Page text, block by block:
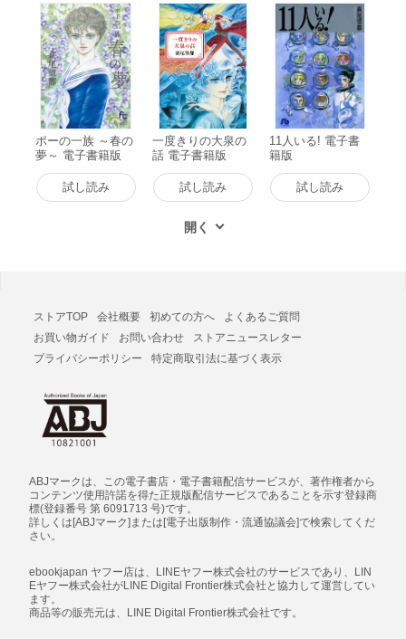
ポーの一族 ～春の
夢～ 電子書籍版
試し読み
一度きりの大泉の
話 電子書籍版
試し読み
11人いる! 電子書
籍版
試し読み
ストアTOP 会社概要 初めての方へ
よくあるご質問
お買い物ガイド
お問い合わせ
ストアニュースレター
プライバシーポリシー
特定商取引法に基づく表示
ABJマークは、この電子書店・電子書籍配信サービスが、著作権者から
コンテンツ使用許諾を得た正規版配信サービスであることを示す登録商
標(登録番号 第 6091713 号)です。
詳しくは[ABJマーク]または[電子出版制作・流通協議会]で検索してくだ
さい。
ebookjapan ヤフー店は、LINEヤフー株式会社のサービスであり、LIN
Eヤフー株式会社がLINE Digital Frontier株式会社と協力して運営してい
ます。
商品等の販売元は、LINE Digital Frontier株式会社です。